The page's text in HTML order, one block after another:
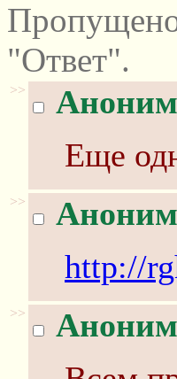
"Ответ".
>> Аноним
Еще
>> Аноним
http://
>> Аноним